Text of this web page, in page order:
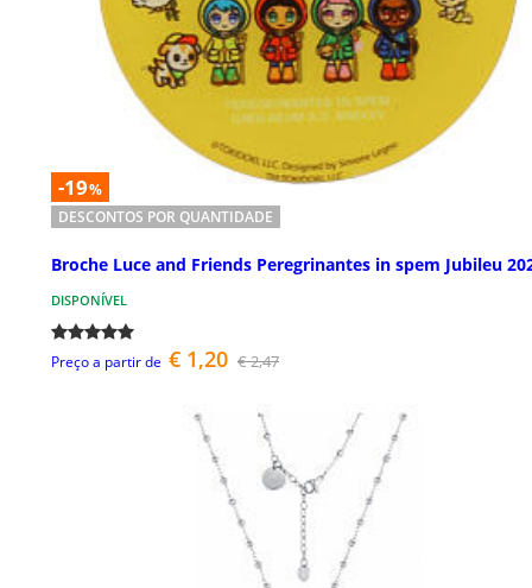
-19%
DESCONTOS POR QUANTIDADE
Broche Luce and Friends Peregrinantes in spem Jubileu
DISPONÍVEL
Preço a partir de € 1,20 € 2,47